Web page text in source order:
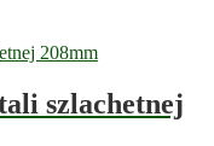
szlachetnej